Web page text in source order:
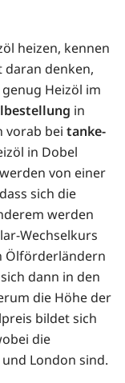
heizen, kennen
daran denken,
Heizöl im
in
vorab bei tanke-
in Dobel
werden von einer
sich die
werden
Wechselkurs
Ölförderländern
dann in den
die Höhe der
bildet sich
die
London sind.